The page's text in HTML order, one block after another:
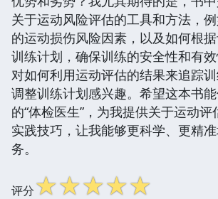
关于运动风险评估的工具和方法，
的运动损伤风险因素，以及如何根
训练计划，确保训练的安全性和有
对如何利用运动评估的结果来追踪
调整训练计划感兴趣。希望这本书
的“体检医生”，为我提供关于运动
实践技巧，让我能够更科学、更精
务。
评分☆☆☆☆☆